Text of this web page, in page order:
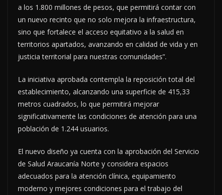
a los 1.800 millones de pesos, que permitirá contar con
un nuevo recinto que no solo mejora la infraestructura,
sino que fortalece el acceso equitativo a la salud en
territorios apartados, avanzando en calidad de vida y en
justicia territorial para nuestras comunidades”.
La iniciativa aprobada contempla la reposición total del
establecimiento, alcanzando una superficie de 415,33
metros cuadrados, lo que permitirá mejorar
significativamente las condiciones de atención para una
población de 1.244 usuarios.
El nuevo diseño ya cuenta con la aprobación del Servicio
de Salud Araucanía Norte y considera espacios
adecuados para la atención clínica, equipamiento
moderno y mejores condiciones para el trabajo del